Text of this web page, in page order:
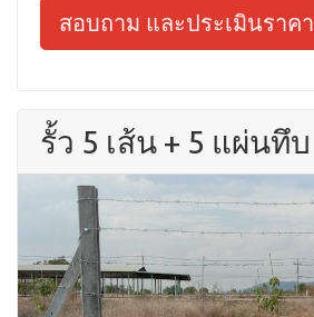
สอบถาม และประเมินราคา
รั้ว 5 เส้น + 5 แผ่นทึบ